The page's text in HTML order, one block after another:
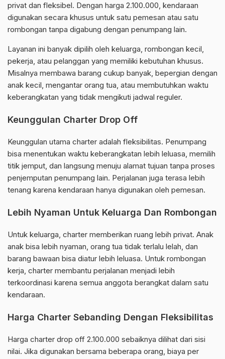
privat dan fleksibel. Dengan harga 2.100.000, kendaraan
digunakan secara khusus untuk satu pemesan atau satu
rombongan tanpa digabung dengan penumpang lain.
Layanan ini banyak dipilih oleh keluarga, rombongan kecil,
pekerja, atau pelanggan yang memiliki kebutuhan khusus.
Misalnya membawa barang cukup banyak, bepergian dengan
anak kecil, mengantar orang tua, atau membutuhkan waktu
keberangkatan yang tidak mengikuti jadwal reguler.
Keunggulan Charter Drop Off
Keunggulan utama charter adalah fleksibilitas. Penumpang
bisa menentukan waktu keberangkatan lebih leluasa, memilih
titik jemput, dan langsung menuju alamat tujuan tanpa proses
penjemputan penumpang lain. Perjalanan juga terasa lebih
tenang karena kendaraan hanya digunakan oleh pemesan.
Lebih Nyaman Untuk Keluarga Dan Rombongan
Untuk keluarga, charter memberikan ruang lebih privat. Anak
anak bisa lebih nyaman, orang tua tidak terlalu lelah, dan
barang bawaan bisa diatur lebih leluasa. Untuk rombongan
kerja, charter membantu perjalanan menjadi lebih
terkoordinasi karena semua anggota berangkat dalam satu
kendaraan.
Harga Charter Sebanding Dengan Fleksibilitas
Harga charter drop off 2.100.000 sebaiknya dilihat dari sisi
nilai. Jika digunakan bersama beberapa orang, biaya per